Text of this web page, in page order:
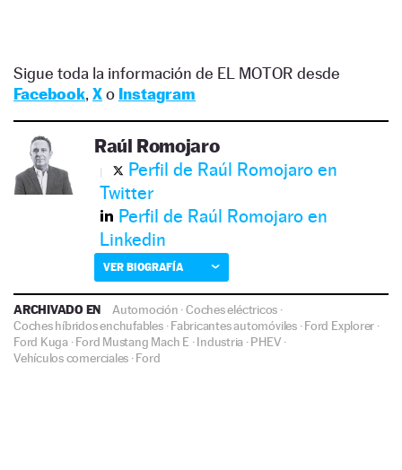
Sigue toda la información de EL MOTOR desde
Facebook, Xo Instagram
Raúl Romojaro
Perfil de Raúl Romojaro en
Twitter
Perfil de Raúl Romojaro en
Linkedin
VER BIOGRAFÍA
ARCHIVADO EN Automoción ·Coches eléctricos ·
Coches híbridos enchufables·Fabricantes automóviles·Ford Explorer ·
Ford Kuga·Ford Mustang Mach E ·Industria ·PHEV ·
Vehículos comerciales ·Ford